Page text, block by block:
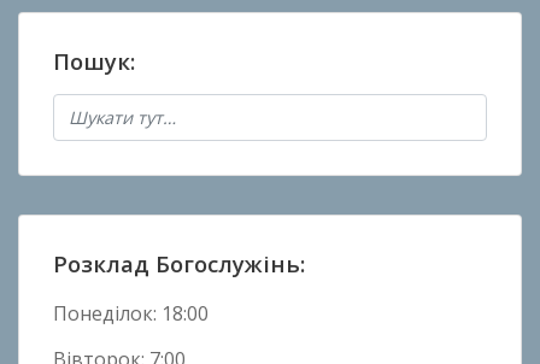
а
о
н
Пошук:
Розклад Богослужінь:
Понеділок: 18:00